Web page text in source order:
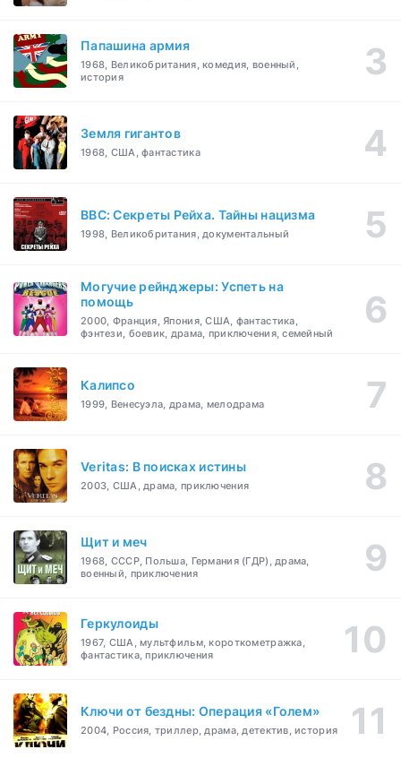
Папашина армия
1968, Великобритания, комедия, военный,
история
Земля гигантов
1968, США, фантастика
BBC: Секреты Рейха. Тайны нацизма
1998, Великобритания, документальный
Могучие рейнджеры: Успеть на
помощь
2000, Франция, Япония, США, фантастика,
фэнтези, боевик, драма, приключения, семейный
Калипсо
1999, Венесуэла, драма, мелодрама
Veritas: В поисках истины
2003, США, драма, приключения
Щит и меч
1968, СССР, Польша, Германия (ГДР), драма,
военный, приключения
Геркулоиды
1967, США, мультфильм, короткометражка,
фантастика, приключения
Ключи от бездны: Операция «Голем»
2004, Россия, триллер, драма, детектив, история